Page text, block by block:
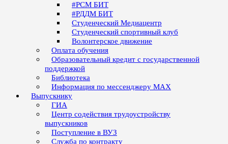
#РСМ БИТ
#РДДМ БИТ
Студенческий Медиацентр
Студенческий спортивный клуб
Волонтерское движение
Оплата обучения
Образовательный кредит с государственной
поддержкой
Библиотека
Информация по мессенджеру MAX
Выпускнику
ГИА
Центр содействия трудоустройству
выпускников
Поступление в ВУЗ
Служба по контракту